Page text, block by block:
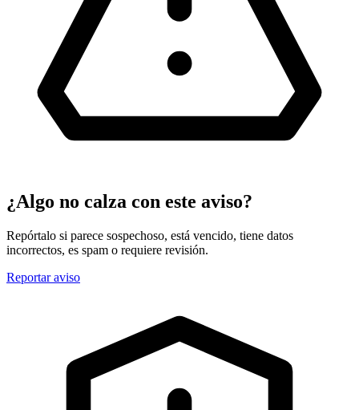
¿Algo no calza con este aviso?
Repórtalo si parece sospechoso, está vencido, tiene datos
incorrectos, es spam o requiere revisión.
Reportar aviso